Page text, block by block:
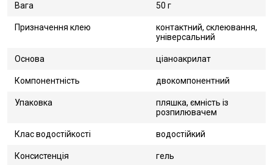
Вага 50 г
Призначення клею
контактний, склеювання,
універсальний
Основа ціаноакрилат
Компонентність двокомпонентний
Упаковка
пляшка, ємність із
розпилювачем
Клас водостійкості водостійкий
Консистенція гель